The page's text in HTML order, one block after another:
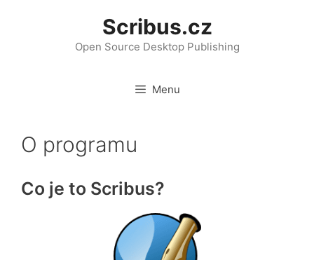
Scribus.cz
Open Source Desktop Publishing
Menu
O programu
Co je to Scribus?